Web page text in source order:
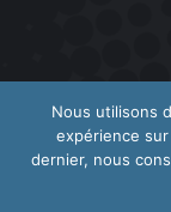
Copyright © 2026
Privium – Des
Nous utilisons
expérience
dernier, nous